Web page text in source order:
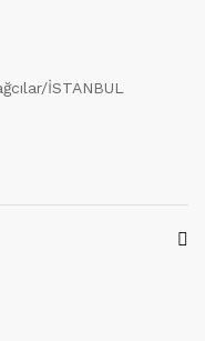
İSTANBUL